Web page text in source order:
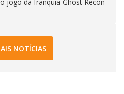
jogo da franquia Ghost Recon
NOTÍCIAS